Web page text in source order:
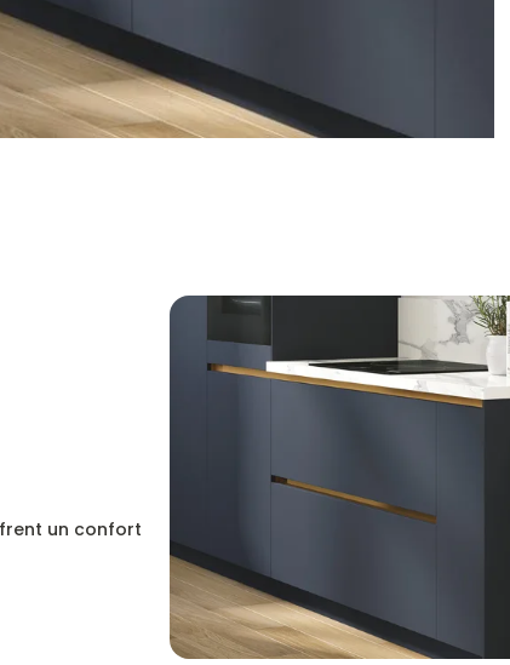
un confort